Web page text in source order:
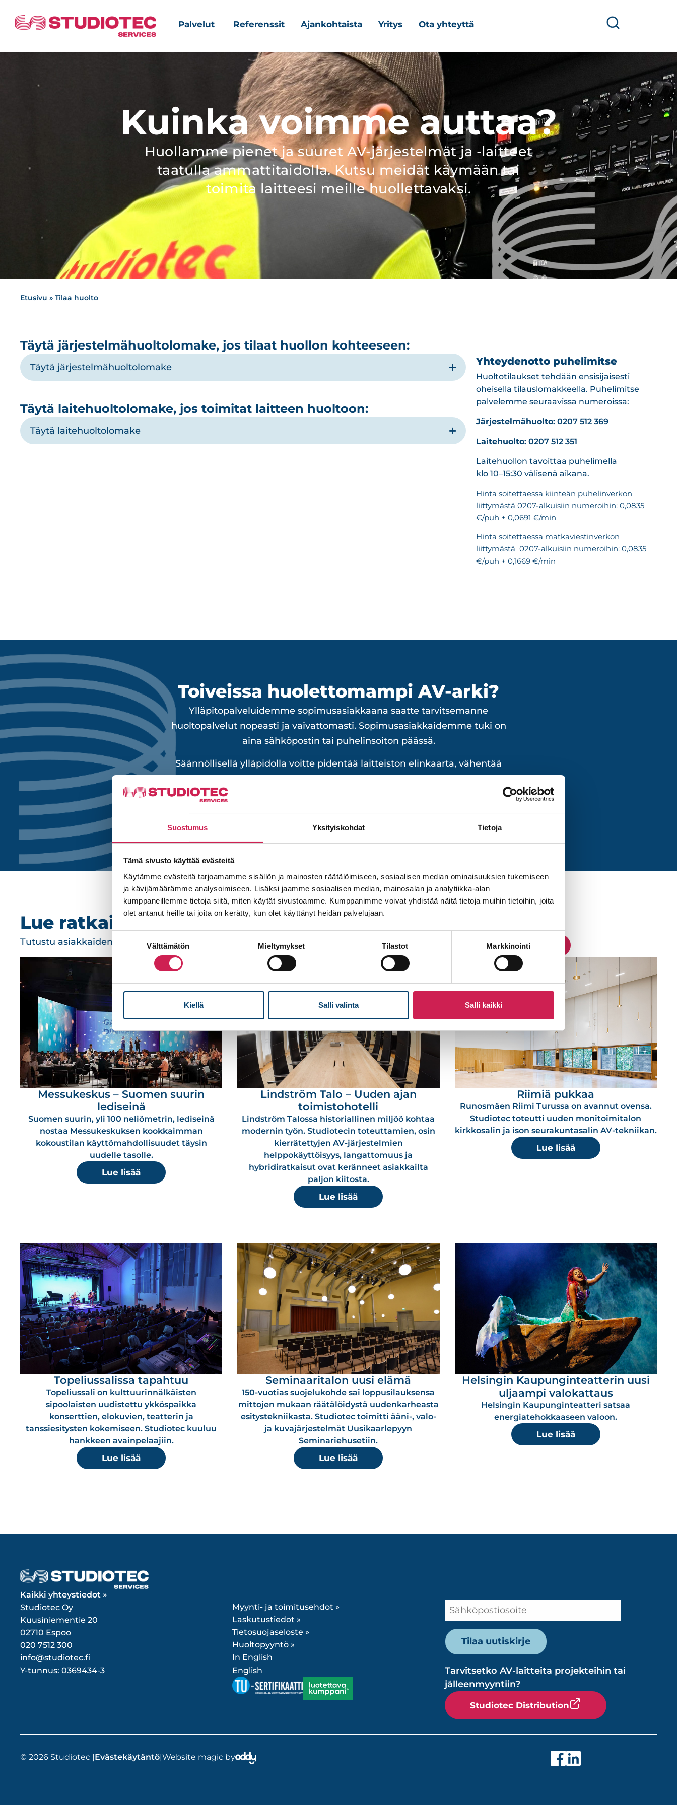
Suostumus Yksityiskohdat Tietoja
Tämä sivusto käyttää evästeitä
Käytämme evästeitä tarjoamamme sisällön ja mainosten räätälöimiseen, sosiaalisen median ominaisuuksien tukemiseen
ja kävijämäärämme analysoimiseen. Lisäksi jaamme sosiaalisen median, mainosalan ja analytiikka-alan
kumppaneillemme tietoja siitä, miten käytät sivustoamme. Kumppanimme voivat yhdistää näitä tietoja muihin tietoihin, joita
olet antanut heille tai joita on kerätty, kun olet käyttänyt heidän palvelujaan.
Välttämätön Mieltymykset Tilastot Markkinointi
Kiellä Salli valinta Salli kaikki
Palvelut Referenssit Ajankohtaista Yritys Ota yhteyttä
Kuinka voimme auttaa?
Huollamme pienet ja suuret AV-järjestelmät ja -laitteet
taatulla ammattitaidolla. Kutsu meidät käymään tai
toimita laitteesi meille huollettavaksi.
Etusivu » Tilaa huolto
Täytä järjestelmähuoltolomake, jos tilaat huollon kohteeseen:
Täytä järjestelmähuoltolomake
Täytä laitehuoltolomake, jos toimitat laitteen huoltoon:
Täytä laitehuoltolomake
Yhteydenotto puhelimitse
Huoltotilaukset tehdään ensisijaisesti
oheisella tilauslomakkeella. Puhelimitse
palvelemme seuraavissa numeroissa:
Järjestelmähuolto: 0207 512 369
Laitehuolto: 0207 512 351
Laitehuollon tavoittaa puhelimella
klo 10–15:30 välisenä aikana.
Hinta soitettaessa kiinteän puhelinverkon
liittymästä 0207-alkuisiin numeroihin: 0,0835
€/puh + 0,0691 €/min
Hinta soitettaessa matkaviestinverkon
liittymästä 0207-alkuisiin numeroihin: 0,0835
€/puh + 0,1669 €/min
Toiveissa huolettomampi AV-arki?
Ylläpitopalveluidemme sopimusasiakkaana saatte tarvitsemanne
huoltopalvelut nopeasti ja vaivattomasti. Sopimusasiakkaidemme tuki on
aina sähköpostin tai puhelinsoiton päässä.
Säännöllisellä ylläpidolla voitte pidentää laitteiston elinkaarta, vähentää
yllättäviä vikatilanteita ja varmistaa järjestelmien optimaalisen toiminnan
Lue ratkaisuistamme
Tutustu asiakkaidemme tarinoihin. Katso kaikki referenssit
Messukeskus – Suomen suurin
lediseinä
Suomen suurin, yli 100 neliömetrin, lediseinä
nostaa Messukeskuksen kookkaimman
kokoustilan käyttömahdollisuudet täysin
uudelle tasolle.
Lue lisää
Lindström Talo – Uuden ajan
toimistohotelli
Lindström Talossa historiallinen miljöö kohtaa
modernin työn. Studiotecin toteuttamien, osin
kierrätettyjen AV-järjestelmien
helppokäyttöisyys, langattomuus ja
hybridiratkaisut ovat keränneet asiakkailta
paljon kiitosta.
Lue lisää
Riimiä pukkaa
Runosmäen Riimi Turussa on avannut ovensa.
Studiotec toteutti uuden monitoimitalon
kirkkosalin ja ison seurakuntasalin AV-tekniikan.
Lue lisää
Topeliussalissa tapahtuu
Topeliussali on kulttuurinnälkäisten
sipoolaisten uudistettu ykköspaikka
konserttien, elokuvien, teatterin ja
tanssiesitysten kokemiseen. Studiotec kuuluu
hankkeen avainpelaajiin.
Lue lisää
Seminaaritalon uusi elämä
150-vuotias suojelukohde sai loppusilauksensa
mittojen mukaan räätälöidystä uudenkarheasta
esitystekniikasta. Studiotec toimitti ääni-, valo-
ja kuvajärjestelmät Uusikaarlepyyn
Seminariehusetiin.
Lue lisää
Helsingin Kaupunginteatterin uusi
uljaampi valokattaus
Helsingin Kaupunginteatteri satsaa
energiatehokkaaseen valoon.
Lue lisää
Kaikki yhteystiedot »
Studiotec Oy
Kuusiniementie 20
02710 Espoo
020 7512 300
info@studiotec.fi
Y-tunnus: 0369434-3
Myynti- ja toimitusehdot »
Laskutustiedot »
Tietosuojaseloste »
Huoltopyyntö »
In English
English
Tarvitsetko AV-laitteita projekteihin tai
jälleenmyyntiin?
Studiotec Distribution
© 2026 Studiotec |Evästekäytäntö|Website magic by